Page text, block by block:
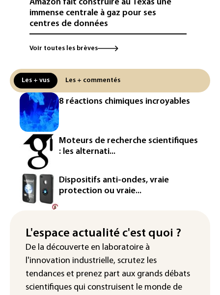
Amazon fait construire au Texas une
immense centrale à gaz pour ses
centres de données
L'UE demande à Meta et TikTok de
renforcer la surveillance et la
Ceuta
L'Europe se prépare à une baisse de la
production d'électricité lors de l'éclipse
solaire
La métropole de Rouen porte plainte
contre BASF pour pollution aux PFAS
Canicule: à l'arrêt depuis fin juillet, la
centrale de Golfech reconnectée au
réseau
Véhicules de livraison autonomes: la
homologation
Iris³: Eutelsat investira 3,4 milliards
d'euros dans la future constellation
européenne
Voir toutes les brèves
Les + vus Les + commentés
8 réactions chimiques incroyables
Moteurs de recherche scientifiques
: les alternati...
Dispositifs anti-ondes, vraie
protection ou vraie...
L'espace actualité c'est quoi ?
De la découverte en laboratoire à
l'innovation industrielle, scrutez les
tendances et prenez part aux grands débats
scientifiques qui construisent le monde de